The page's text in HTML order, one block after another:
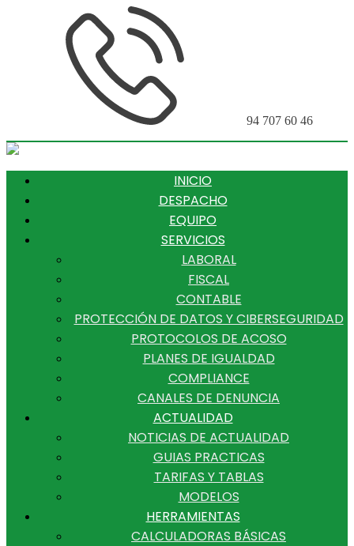
94 707 60 46
INICIO
DESPACHO
EQUIPO
SERVICIOS
LABORAL
FISCAL
CONTABLE
PROTECCIÓN DE DATOS Y CIBERSEGURIDAD
PROTOCOLOS DE ACOSO
PLANES DE IGUALDAD
COMPLIANCE
CANALES DE DENUNCIA
ACTUALIDAD
NOTICIAS DE ACTUALIDAD
GUIAS PRACTICAS
TARIFAS Y TABLAS
MODELOS
HERRAMIENTAS
CALCULADORAS BÁSICAS